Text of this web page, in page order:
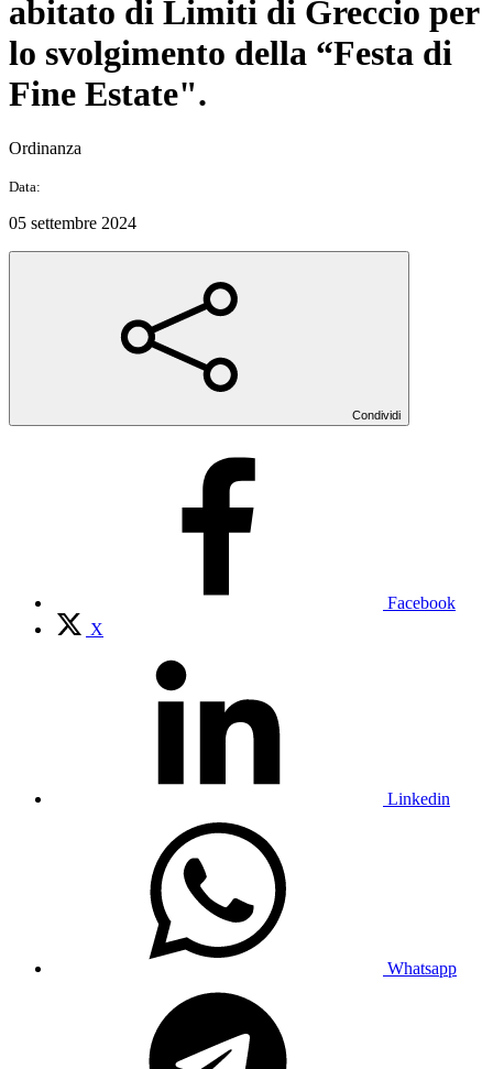
abitato di Limiti di Greccio per
lo svolgimento della “Festa di
Fine Estate".
Ordinanza
Data:
05 settembre 2024
Condividi
Facebook
X
Linkedin
Whatsapp